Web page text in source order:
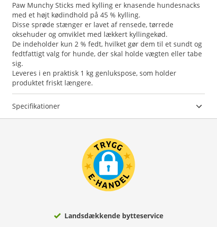
Paw Munchy Sticks med kylling er knasende hundesnacks
med et højt kødindhold på 45 % kylling.
Disse sprøde stænger er lavet af rensede, tørrede
oksehuder og omviklet med lækkert kyllingekød.
De indeholder kun 2 % fedt, hvilket gør dem til et sundt og
fedtfattigt valg for hunde, der skal holde vægten eller tabe
sig.
Leveres i en praktisk 1 kg genlukspose, som holder
produktet friskt længere.
Specifikationer
Landsdækkende bytteservice